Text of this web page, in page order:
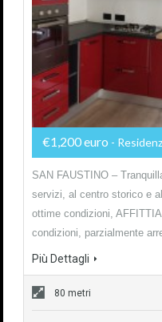
€1,200 euro -
SAN FAUSTINO –
servizi, al centro storico e
ottime condizioni,
condizioni, parzialmente
Più Dettagli
80 metri